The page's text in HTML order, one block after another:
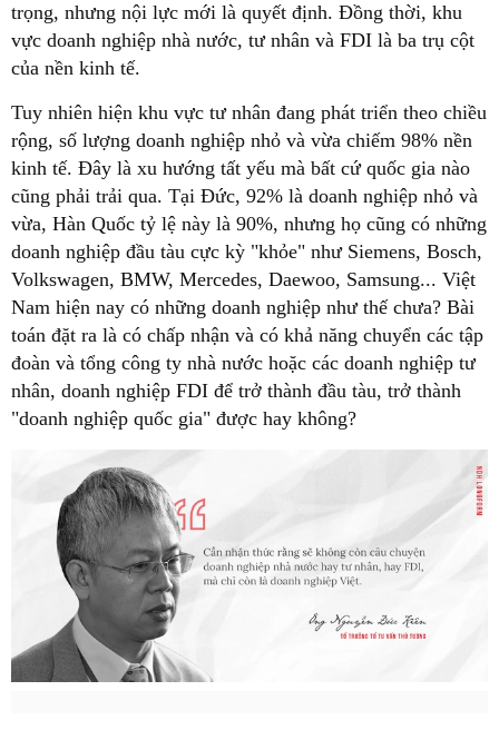
trọng, nhưng nội lực mới là quyết định. Đồng thời, khu
vực doanh nghiệp nhà nước, tư nhân và FDI là ba trụ cột
của nền kinh tế.
Tuy nhiên hiện khu vực tư nhân đang phát triển theo chiều
rộng, số lượng doanh nghiệp nhỏ và vừa chiếm 98% nền
kinh tế. Đây là xu hướng tất yếu mà bất cứ quốc gia nào
cũng phải trải qua. Tại Đức, 92% là doanh nghiệp nhỏ và
vừa, Hàn Quốc tỷ lệ này là 90%, nhưng họ cũng có những
doanh nghiệp đầu tàu cực kỳ "khỏe" như Siemens, Bosch,
Volkswagen, BMW, Mercedes, Daewoo, Samsung... Việt
Nam hiện nay có những doanh nghiệp như thế chưa? Bài
toán đặt ra là có chấp nhận và có khả năng chuyển các tập
đoàn và tổng công ty nhà nước hoặc các doanh nghiệp tư
nhân, doanh nghiệp FDI để trở thành đầu tàu, trở thành
"doanh nghiệp quốc gia" được hay không?